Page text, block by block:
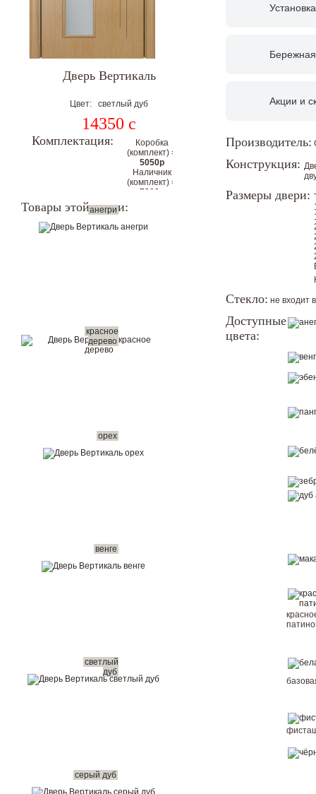
Дверь Вертикаль
Цвет: светлый дуб
14350 c
Комплектация:
Коробка
(комплект) =
5050р
Наличник
(комплект) =
7200р
коробкой и
Показать в интерьере
Рассчитать комплект
Товары этой серии:
анегри
красное
дерево
орех
венге
светлый
дуб
серый дуб
Акции и
Производитель:
Конструкция:
Размеры двери:
Стекло: не входит
Доступные
цвета: